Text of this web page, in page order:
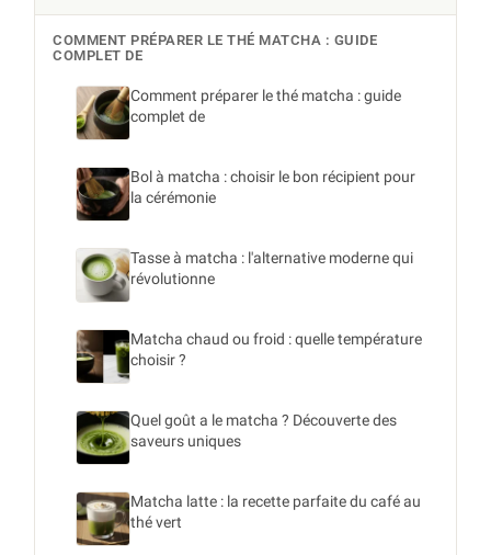
COMMENT PRÉPARER LE THÉ MATCHA : GUIDE
COMPLET DE
Comment préparer le thé matcha : guide
complet de
Bol à matcha : choisir le bon récipient pour
la cérémonie
Tasse à matcha : l'alternative moderne qui
révolutionne
Matcha chaud ou froid : quelle température
choisir ?
Quel goût a le matcha ? Découverte des
saveurs uniques
Matcha latte : la recette parfaite du café au
thé vert